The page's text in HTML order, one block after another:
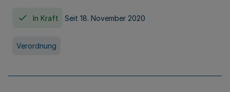
In Kraft Seit 18. November 2020
Verordnung